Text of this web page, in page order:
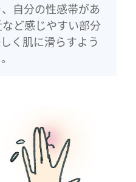
自分の性感帯があ
ど感じやすい部分
く肌に滑らすよう